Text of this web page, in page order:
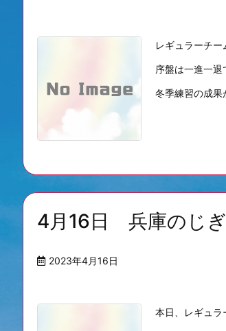
レギュラーチ
序盤は一進一退
冬季練習の成果
4月16日 兵庫のじ
2023年4月16日
本日、レギュラ